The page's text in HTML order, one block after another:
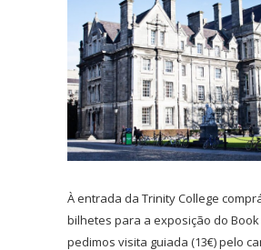
À entrada da Trinity College
bilhetes para a exposição do Book
pedimos visita guiada (13€) pelo